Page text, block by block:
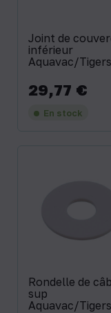
Joint de
inférieur
Aquavac/
Prix
29,77 €
En stock
Rondelle de
sup
Aquavac/